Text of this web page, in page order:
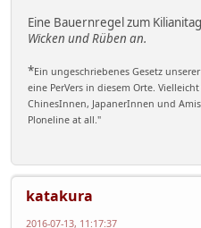
Eine Bauernregel zum
Wicken und Rüben an.
*Ein ungeschriebenes Gesetz
eine PerVers in diesem Orte.
ChinesInnen, JapanerInnen und
Ploneline at all."
katakura
2016-07-13, 11:17:37